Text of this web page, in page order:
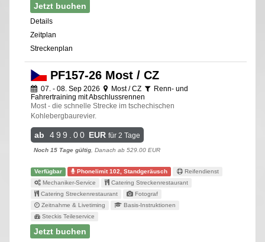
Jetzt buchen
Details
Zeitplan
Streckenplan
PF157-26 Most / CZ
07. - 08. Sep 2026 Most / CZ
Renn- und
Fahrertraining mit Abschlussrennen
Most - die schnelle Strecke im tschechischen
Kohlebergbaurevier.
ab 499.00 EUR für 2 Tage
Noch 15 Tage gültig , Danach ab 529.00 EUR
Verfügbar Phonelimit 102, Standgeräusch
Reifendienst
Mechaniker-Service
Catering Streckenrestaurant
Catering Streckenrestaurant
Fotograf
Zeitnahme & Livetiming
Basis-Instruktionen
Steckis Teileservice
Jetzt buchen